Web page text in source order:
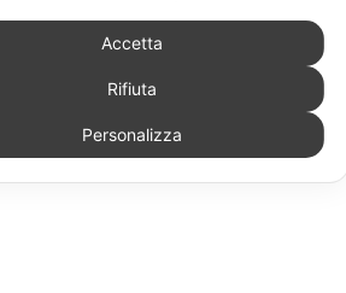
Accetta
Rifiuta
Personalizza